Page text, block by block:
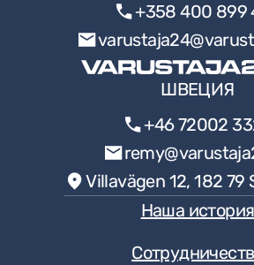
+358 400 899
ШВЕЦИЯ
+46 72002
Villavägen 12, 182 79
Наша история